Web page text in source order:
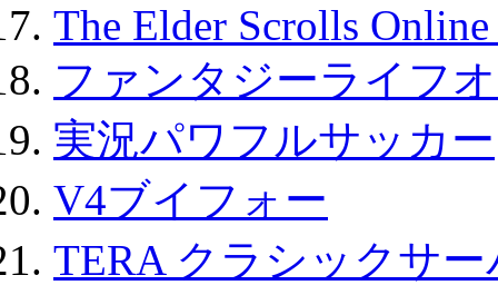
The Elder Scrolls
ファンタジーライフ
実況パワフルサッカー
V4ブイフォー
TERA クラシックサ